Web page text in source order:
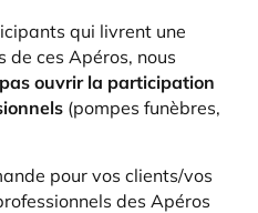
qui livrent une
ces Apéros, nous
ouvrir la participation
(pompes funèbres,
pour vos clients/vos
des Apéros